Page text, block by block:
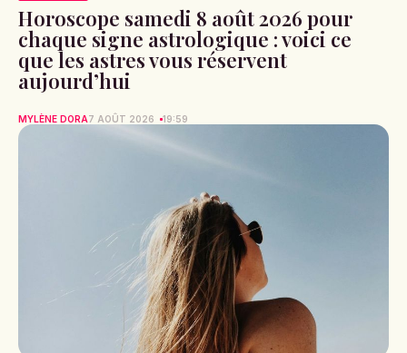
Horoscope samedi 8 août 2026 pour
chaque signe astrologique : voici ce
que les astres vous réservent
aujourd’hui
MYLÈNE DORA7 AOÛT 2026 19:59